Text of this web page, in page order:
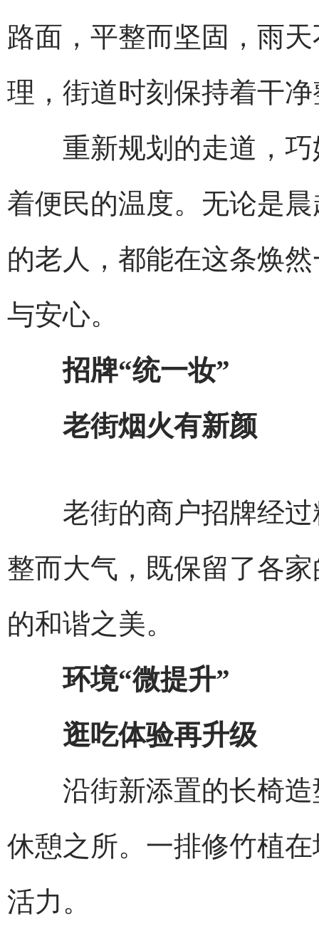
路面，平整而坚固，雨
理，街道时刻保持着干
重新规划的走道，巧
着便民的温度。无论是
的老人，都能在这条焕
与安心。
招牌“统一妆”
老街烟火有新颜
老街的商户招牌经过
整而大气，既保留了各
的和谐之美。
环境“微提升”
逛吃体验再升级
沿街新添置的长椅造
休憩之所。一排修竹植
活力。